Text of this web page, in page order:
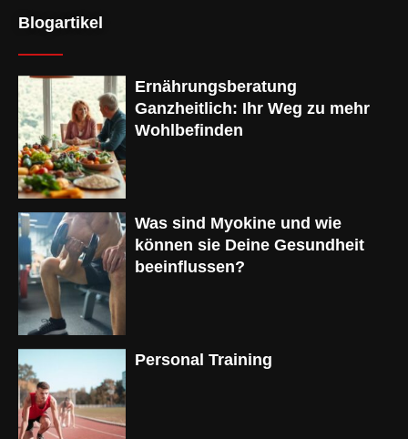
Blogartikel
Ernährungsberatung
Ganzheitlich: Ihr Weg zu mehr
Wohlbefinden
Was sind Myokine und wie
können sie Deine Gesundheit
beeinflussen?
Personal Training